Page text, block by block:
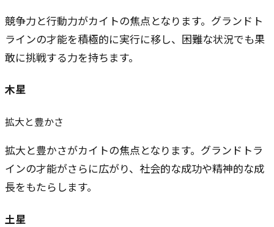
競争力と行動力がカイトの焦点となります。グランドト
ラインの才能を積極的に実行に移し、困難な状況でも果
敢に挑戦する力を持ちます。
木星
拡大と豊かさ
拡大と豊かさがカイトの焦点となります。グランドトラ
インの才能がさらに広がり、社会的な成功や精神的な成
長をもたらします。
土星